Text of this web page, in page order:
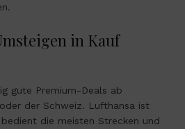
in Kauf
gute Premium-Deals ab
der Schweiz. Lufthansa ist
die meisten Strecken und